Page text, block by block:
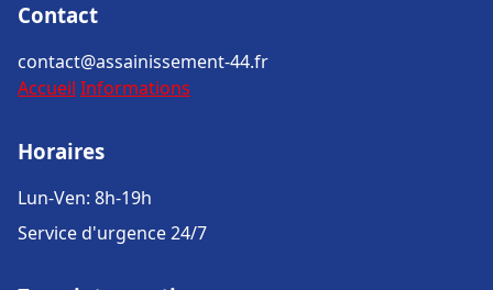
Contact
contact@assainissement-44.fr
Accueil Informations
Horaires
Lun-Ven: 8h-19h
Service d'urgence 24/7